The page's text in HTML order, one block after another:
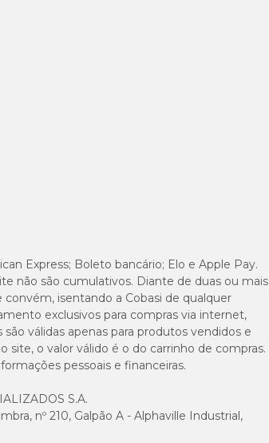
Express; Boleto bancário; Elo e Apple Pay.
não são cumulativos. Diante de duas ou mais
isentando a Cobasi de qualquer
exclusivos para compras via internet,
válidas apenas para produtos vendidos e
site, o valor válido é o do carrinho de compras.
pessoais e financeiras.
S.A.
nº 210, Galpão A - Alphaville Industrial,